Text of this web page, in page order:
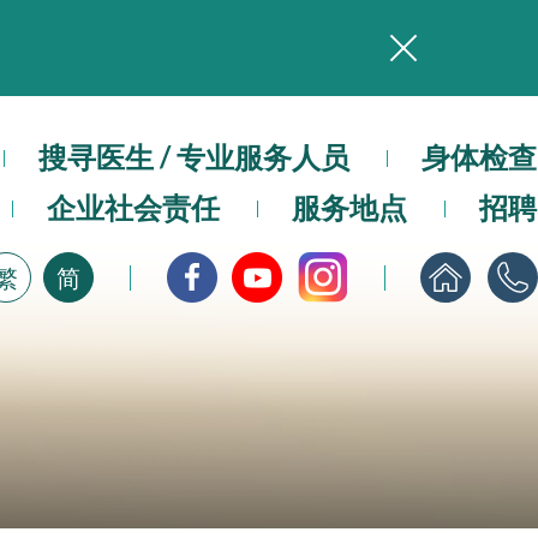
请即下载
搜寻医生 / 专业服务人员
身体检查
企业社会责任
服务地点 招聘
简